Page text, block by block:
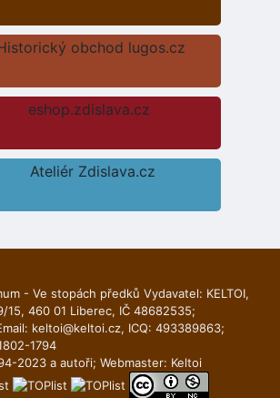
obchod lugos.cz
eshop.zdislava.cz
Ateliér Zdislava.cz
- Ve stopách předků Vydavatel: KELTOI,
15, 460 01 Liberec, IČ 48682535;
keltoi@keltoi.cz, ICQ: 493389863;
1794
2023 a autoři; Webmaster: Keltoi